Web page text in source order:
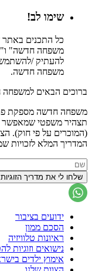
שימו לב!
כל התכנים באתר
משפחה חדשה"
להעתיק /להשתמש
משפחה חדשה.
ברוכים הבאים
משפחה חדשה מספקת
תצהיר משפטי שמאפשר
(המוכרים על פי חוק).
המדריך המלא לזכויות
ידועים בציבור
הסכם ממון
ראיונות טלוויזיה
נישואים וזוגיות
אימוץ ילדים